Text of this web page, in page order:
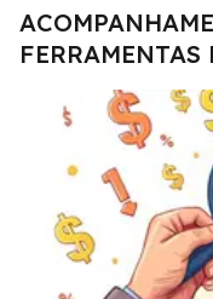
FERRAMENTAS